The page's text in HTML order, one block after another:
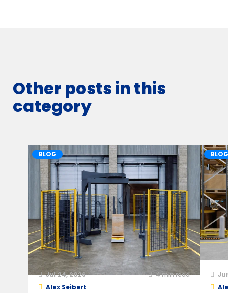
Other posts in this
category
BLOG
Jul 24, 2026 4min read
Alex Seibert
BLOG